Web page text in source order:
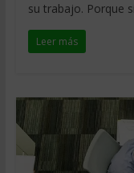
su trabajo. Porque
Leer más